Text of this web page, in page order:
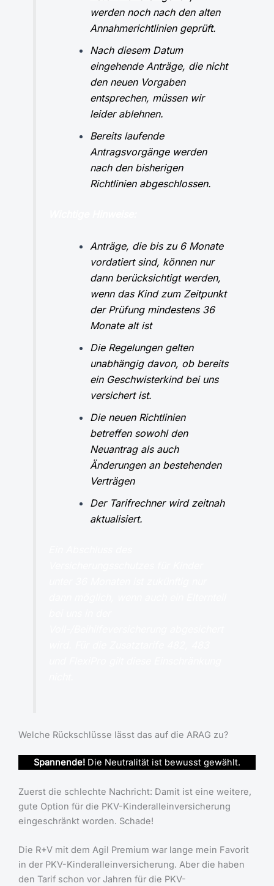
werden noch nach den alten
Annahmerichtlinien geprüft.
Nach diesem Datum
eingehende Anträge, die nicht
den neuen Vorgaben
entsprechen, müssen wir
leider ablehnen.
Bereits laufende
Antragsvorgänge werden
nach den bisherigen
Richtlinien abgeschlossen.
Anträge, die bis zu 6 Monate
vordatiert sind, können nur
dann berücksichtigt werden,
wenn das Kind zum Zeitpunkt
der Prüfung mindestens 36
Monate alt ist
Die Regelungen gelten
unabhängig davon, ob bereits
ein Geschwisterkind bei uns
versichert ist.
Die neuen Richtlinien
betreffen sowohl den
Neuantrag als auch
Änderungen an bestehenden
Verträgen
Der Tarifrechner wird zeitnah
aktualisiert.
Welche Rückschlüsse lässt das auf die ARAG zu?
Spannende! Die Neutralität ist bewusst gewählt.
Zuerst die schlechte Nachricht: Damit ist eine weitere,
gute Option für die PKV-Kinderalleinversicherung
eingeschränkt worden. Schade!
Die R+V mit dem Agil Premium war lange mein Favorit
in der PKV-Kinderalleinversicherung. Aber die haben
den Tarif schon vor Jahren für die PKV-